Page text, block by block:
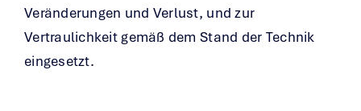
Veränderungen und Verlust, und zur
Vertraulichkeit gemäß dem Stand der Technik
eingesetzt.